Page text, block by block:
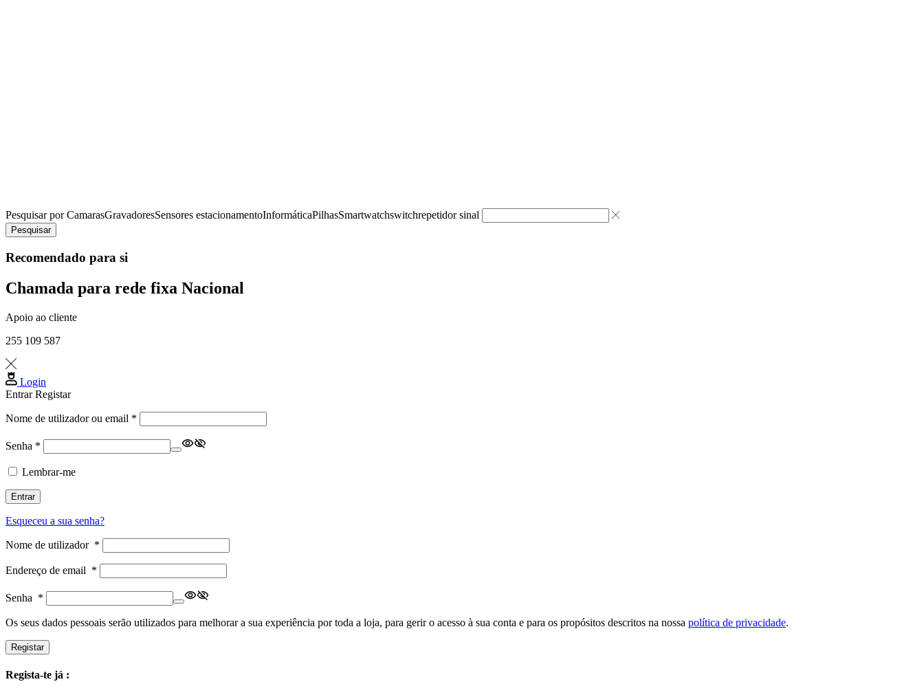
Pesquisar porCamarasGravadoresSensores estacionamentoInformáticaPilhasSmartwatchswitchrepetidor sinal
Pesquisar
Recomendado para si
Chamada para rede fixa Nacional
Apoio ao cliente
255 109 587
Login
EntrarRegistar
Nome de utilizador ou email *
Senha * Obrigatório
Lembrar-me
Entrar
Esqueceu a sua senha?
Nome de utilizador *
Endereço de email *
Senha *
Os seus dados pessoais serão utilizados para melhorar a sua experiência por toda a loja, para gerir o acesso à sua conta e para os propósitos descritos na nossa política de privacidade.
Registar
Regista-te já :